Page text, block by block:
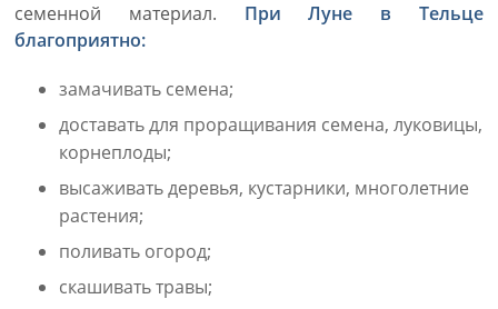
семенной материал. При Луне в Тельце
благоприятно:
замачивать семена;
доставать для проращивания семена, луковицы,
корнеплоды;
высаживать деревья, кустарники, многолетние
растения;
поливать огород;
скашивать травы;